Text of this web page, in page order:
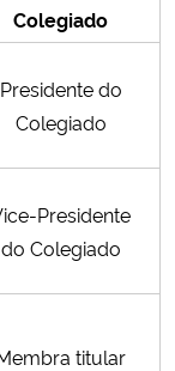
Colegiado
Presidente do
Colegiado
Presidente
do Colegiado
titular